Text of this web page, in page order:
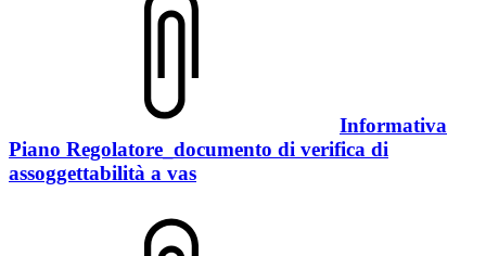
Informativa
Piano Regolatore_documento di verifica di
assoggettabilità a vas